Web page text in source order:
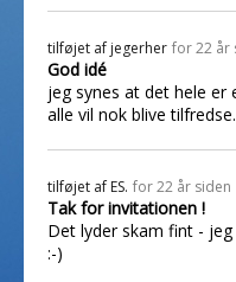
tilføjet af jegerher for 22 år
God idé
jeg synes at det hele er
alle vil nok blive
tilføjet af ES. for 22 år siden
Tak for invitationen !
Det lyder skam fint -
:-)